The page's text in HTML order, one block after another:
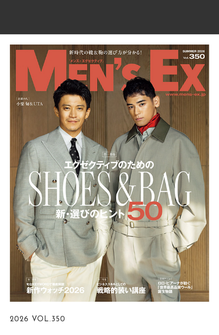
2026 VOL.350